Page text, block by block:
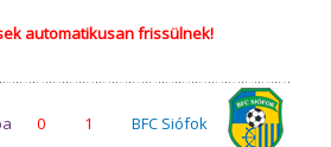
automatikusan frissülnek!
0 BFC Siófok
1